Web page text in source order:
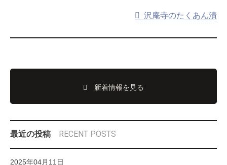
沢庵寺のたくあん漬
新着情報を見る
最近の投稿 RECENT POSTS
2025年04月11日